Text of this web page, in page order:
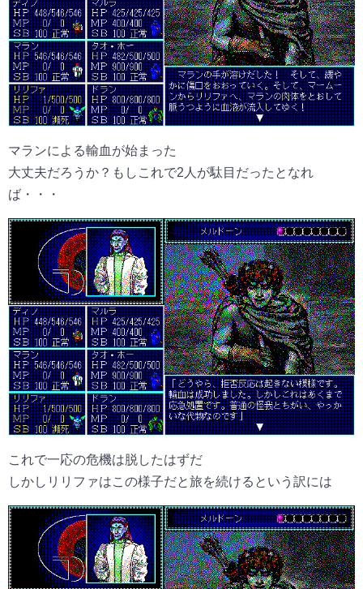
マランによる輸血が始まった
大丈夫だろうか？もしこれで2人が駄目だったとなれ
ば・・・
これで一応の危機は脱したはずだ
しかしリリファはこの様子だと旅を続けるという訳には